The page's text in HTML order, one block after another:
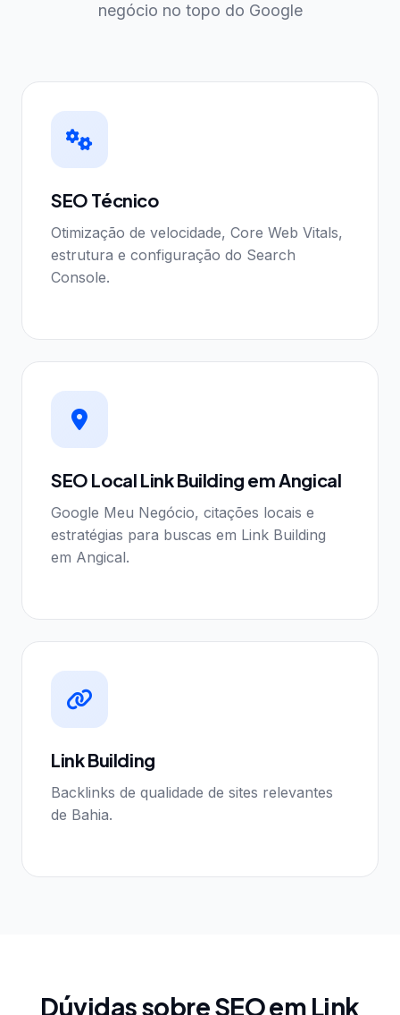
negócio no topo do Google
SEO Técnico
Otimização de velocidade, Core Web Vitals,
estrutura e configuração do Search
Console.
SEO Local Link Building em Angical
Google Meu Negócio, citações locais e
estratégias para buscas em Link Building
em Angical.
Link Building
Backlinks de qualidade de sites relevantes
de Bahia.
Dúvidas sobre SEO em Link